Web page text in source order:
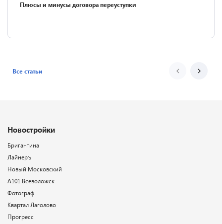
Плюсы и минусы договора переуступки
Все статьи
Новостройки
Бригантина
Лайнеръ
Новый Московский
А101 Всеволожск
Фотограф
Квартал Лаголово
Прогресс